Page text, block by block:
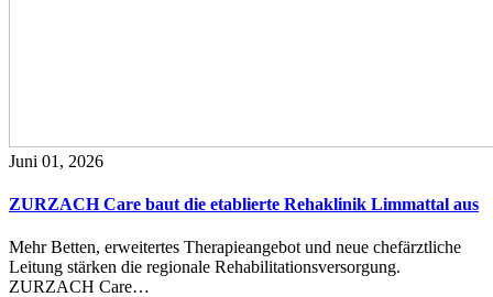
Juni 01, 2026
ZURZACH Care baut die etablierte Rehaklinik Limmattal aus
Mehr Betten, erweitertes Therapieangebot und neue chefärztliche
Leitung stärken die regionale Rehabilitationsversorgung.
ZURZACH Care…